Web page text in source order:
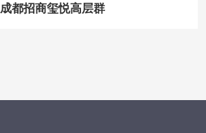
成都招商玺悦高层群